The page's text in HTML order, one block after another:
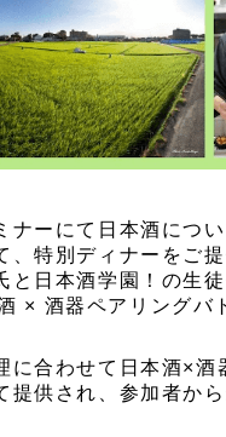
ナーにて日本酒につ
、特別ディナーをご
と日本酒学園！の生
× 酒器ペアリングバ
に合わせて日本酒×酒
提供され、参加者か